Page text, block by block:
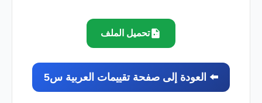
تحميل الملف
⬅️ العودة إلى صفحة تقييمات العربية س5